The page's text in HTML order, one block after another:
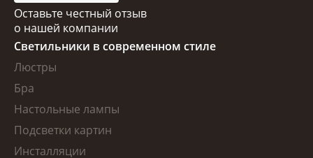
Оставьте честный отзыв
о нашей компании
Светильники в современном стиле
Люстры
Бра
Настольные лампы
Подсветки картин
Инсталляции